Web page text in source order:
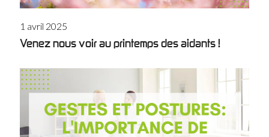
1 avril 2025
Venez nous voir au printemps des aidants !